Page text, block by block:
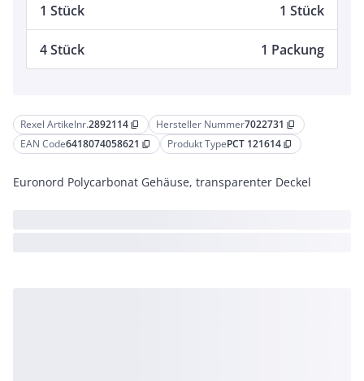
Rexel Artikelnr.2892114 content_copy Hersteller Nummer7022731 content_copy
EAN Code6418074058621 content_copy Produkt TypePCT 121614 content_copy
Euronord Polycarbonat Gehäuse, transparenter Deckel
1 Stück 1 Stück
4 Stück 1 Packung